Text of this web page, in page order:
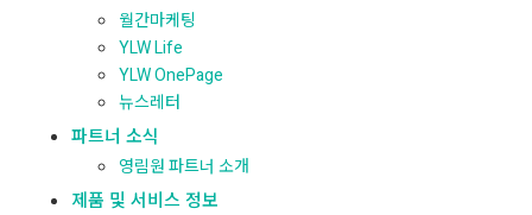
월간마케팅
YLW Life
YLW OnePage
뉴스레터
파트너 소식
영림원 파트너 소개
제품 및 서비스 정보